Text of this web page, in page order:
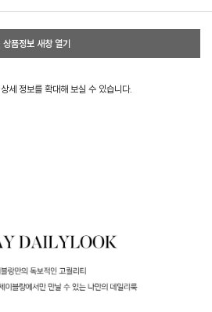
상품정보 새창 열기
상세 정보를 확대해 보실 수 있습니다.